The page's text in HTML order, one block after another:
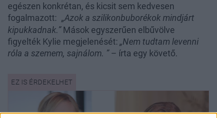
egészen konkrétan, és kicsit sem kedvesen
fogalmazott: „Azok a szilikonbuborékok mindjárt
kipukkadnak.”Mások egyszerűen elbűvölve
figyelték Kylie megjelenését: „Nem tudtam levenni
róla a szemem, sajnálom. ”– írta egy követő.